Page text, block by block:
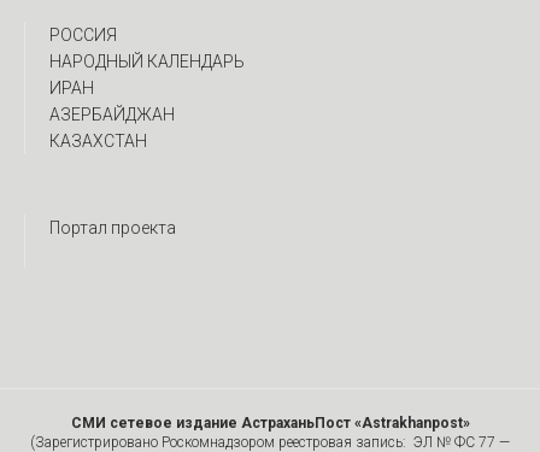
РОССИЯ
НАРОДНЫЙ КАЛЕНДАРЬ
ИРАН
АЗЕРБАЙДЖАН
КАЗАХСТАН
Портал проекта
СМИ сетевое издание АстраханьПост «Astrakhanpost»
(Зарегистрировано Роскомнадзором реестровая запись: ЭЛ № ФС 77 —